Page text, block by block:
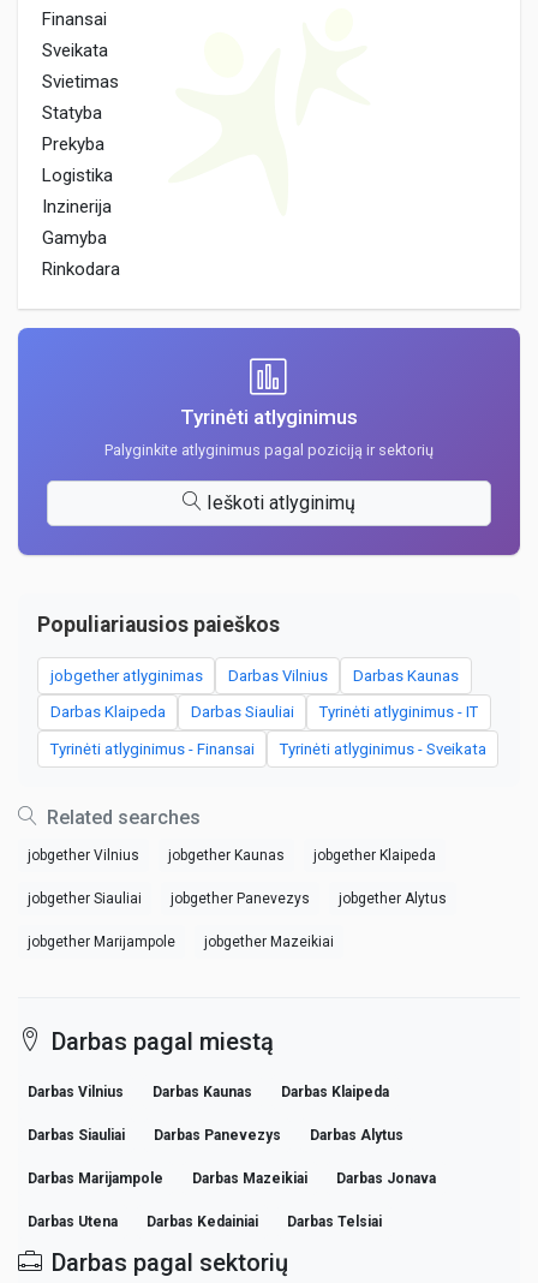
Finansai
Sveikata
Svietimas
Statyba
Prekyba
Logistika
Inzinerija
Gamyba
Rinkodara
Tyrinėti atlyginimus
Palyginkite atlyginimus pagal poziciją ir sektorių
Ieškoti atlyginimų
Populiariausios paieškos
jobgether atlyginimas Darbas Vilnius Darbas Kaunas
Darbas Klaipeda Darbas Siauliai Tyrinėti atlyginimus - IT
Tyrinėti atlyginimus - Finansai Tyrinėti atlyginimus - Sveikata
Related searches
jobgether Vilnius jobgether Kaunas jobgether Klaipeda
jobgether Siauliai jobgether Panevezys jobgether Alytus
jobgether Marijampole jobgether Mazeikiai
Darbas pagal miestą
Darbas Vilnius Darbas Kaunas Darbas Klaipeda
Darbas Siauliai Darbas Panevezys Darbas Alytus
Darbas Marijampole Darbas Mazeikiai Darbas Jonava
Darbas Utena Darbas Kedainiai Darbas Telsiai
Darbas pagal sektorių